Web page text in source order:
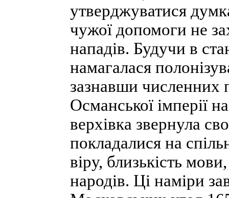
утверджуватися
чужої допомоги не
нападів. Будучи в
намагалася
зазнавши численних
Османської імперії
верхівка звернула
покладалися на
віру, близькість
народів. Ці наміри